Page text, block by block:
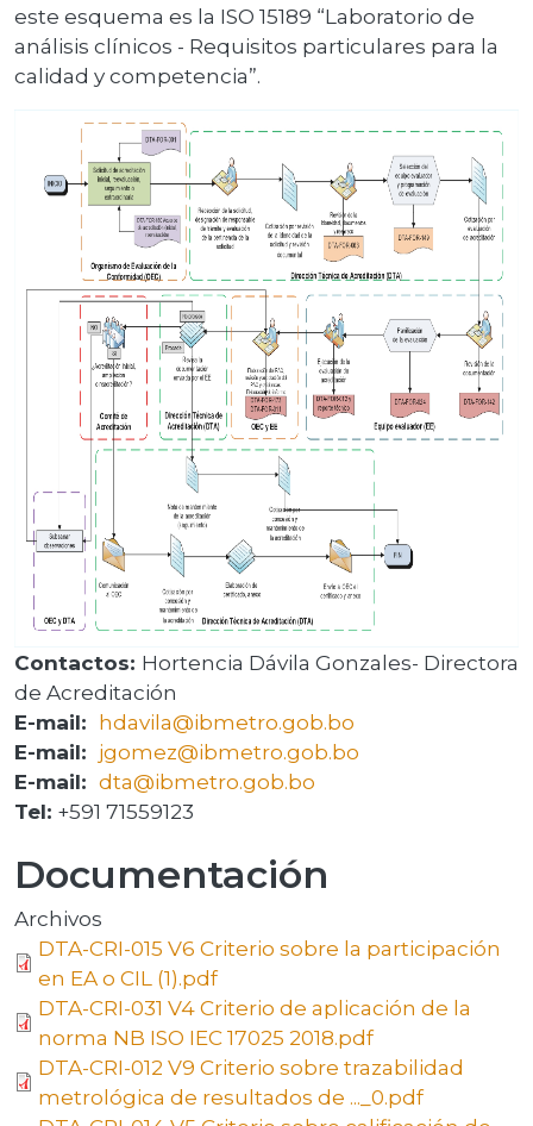
este esquema es la ISO 15189 “Laboratorio de
análisis clínicos - Requisitos particulares para la
calidad y competencia”.
Contactos: Hortencia Dávila Gonzales- Directora
de Acreditación
E-mail: hdavila@ibmetro.gob.bo
E-mail: jgomez@ibmetro.gob.bo
E-mail: dta@ibmetro.gob.bo
Tel: +591 71559123
Documentación
Archivos
DTA-CRI-015 V6 Criterio sobre la participación
en EA o CIL (1).pdf
DTA-CRI-031 V4 Criterio de aplicación de la
norma NB ISO IEC 17025 2018.pdf
DTA-CRI-012 V9 Criterio sobre trazabilidad
metrológica de resultados de ..._0.pdf